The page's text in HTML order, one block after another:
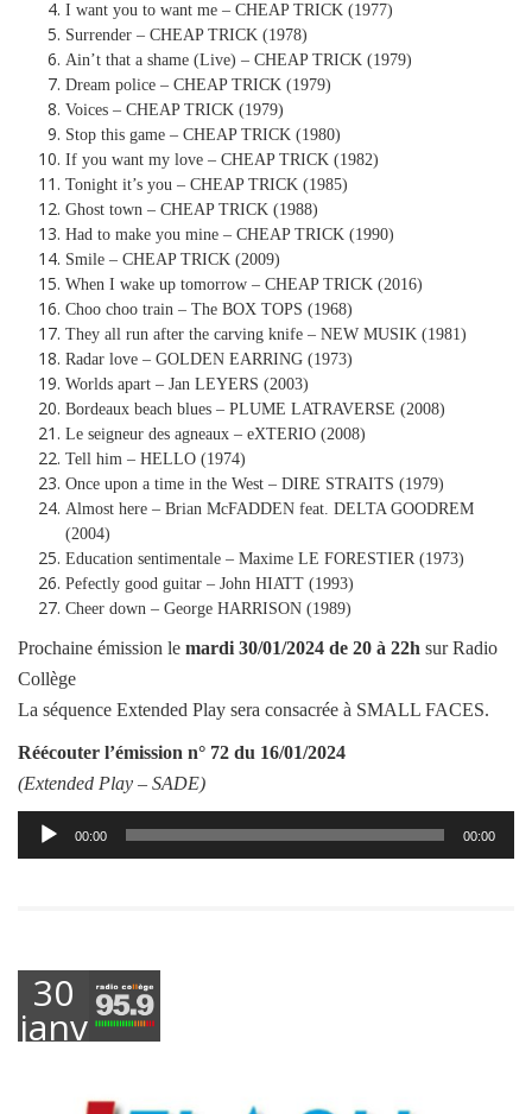
I want you to want me – CHEAP TRICK (1977)
Surrender – CHEAP TRICK (1978)
Ain’t that a shame (Live) – CHEAP TRICK (1979)
Dream police – CHEAP TRICK (1979)
Voices – CHEAP TRICK (1979)
Stop this game – CHEAP TRICK (1980)
If you want my love – CHEAP TRICK (1982)
Tonight it’s you – CHEAP TRICK (1985)
Ghost town – CHEAP TRICK (1988)
Had to make you mine – CHEAP TRICK (1990)
Smile – CHEAP TRICK (2009)
When I wake up tomorrow – CHEAP TRICK (2016)
Choo choo train – The BOX TOPS (1968)
They all run after the carving knife – NEW MUSIK (1981)
Radar love – GOLDEN EARRING (1973)
Worlds apart – Jan LEYERS (2003)
Bordeaux beach blues – PLUME LATRAVERSE (2008)
Le seigneur des agneaux – eXTERIO (2008)
Tell him – HELLO (1974)
Once upon a time in the West – DIRE STRAITS (1979)
Almost here – Brian McFADDEN feat. DELTA GOODREM
(2004)
Education sentimentale – Maxime LE FORESTIER (1973)
Pefectly good guitar – John HIATT (1993)
Cheer down – George HARRISON (1989)
Prochaine émission le mardi 30/01/2024 de 20 à 22h sur Radio
Collège
La séquence Extended Play sera consacrée à SMALL FACES.
Réécouter l’émission n° 72 du 16/01/2024
(Extended Play – SADE)
Lecteur
audio
00:00 00:00
30
janvier